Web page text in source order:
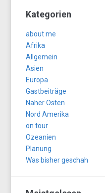
Kategorien
about me
Afrika
Allgemein
Asien
Europa
Gastbeiträge
Naher Osten
Nord Amerika
on tour
Ozeanien
Planung
Was bisher geschah